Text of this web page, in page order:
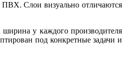
ПВХ. Слои визуально отличаются
у каждого производителя
под конкретные задачи и